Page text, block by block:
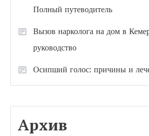
Полный путеводитель
Вызов нарколога на дом в
руководство
Осипший голос: причины и
Архив